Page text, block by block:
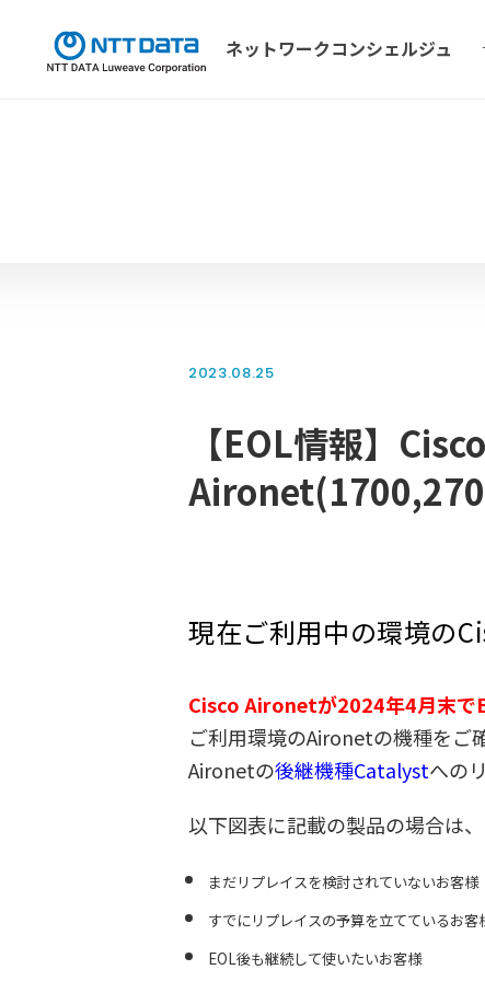
ネットワークコンシェルジュ
2023.08.25
【EOL情報】
現在ご利用中の環境の
Cisco Aironetが2024年4月末で
ご利用環境のAironetの機種をご
Aironetの後継機種Catalystへの
以下図表に記載の製品の場合は
まだリプレイスを検討されていないお客様
すでにリプレイスの予算を立てているお客
EOL後も継続して使いたいお客様